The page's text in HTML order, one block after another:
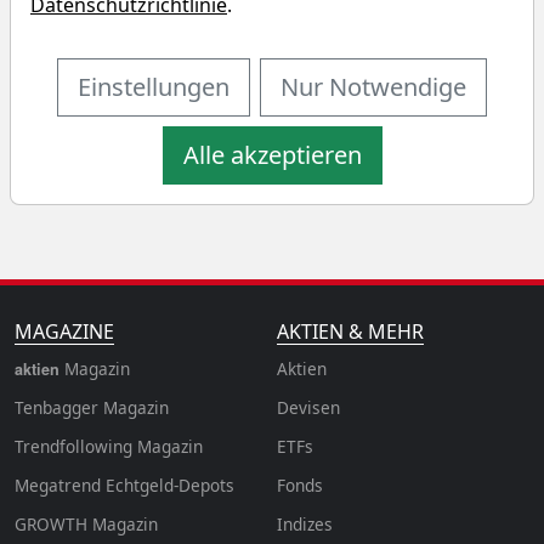
MSCI Emerging Markets SRI
UCITS ETF Fonds
1T 1W 3M
6M
3J 5J
MAGAZINE
aktien Magazin
Tenbagger Magazin
Trendfollowing Magazin
Megatrend Echtgeld-Depots
GROWTH Magazin
AKTIEN & MEHR
Aktien
Devisen
ETFs
Fonds
Indizes
Einstellungen Nur Notwendige
Alle akzeptieren